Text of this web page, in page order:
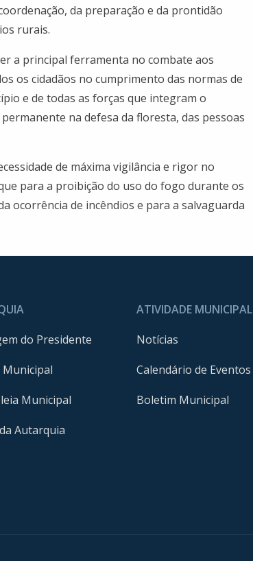
da preparação e da prontidão
rurais.
a principal ferramenta no combate aos
os cidadãos no cumprimento das normas de
e de todas as forças que integram o
na defesa da floresta, das pessoas
de máxima vigilância e rigor no
para a proibição do uso do fogo durante os
ocorrência de incêndios e para a salvaguarda
do Presidente
Municipal
Municipal
Autarquia
ATIVIDADE MUNICIPAL
Notícias
Calendário de Eventos
Boletim Municipal